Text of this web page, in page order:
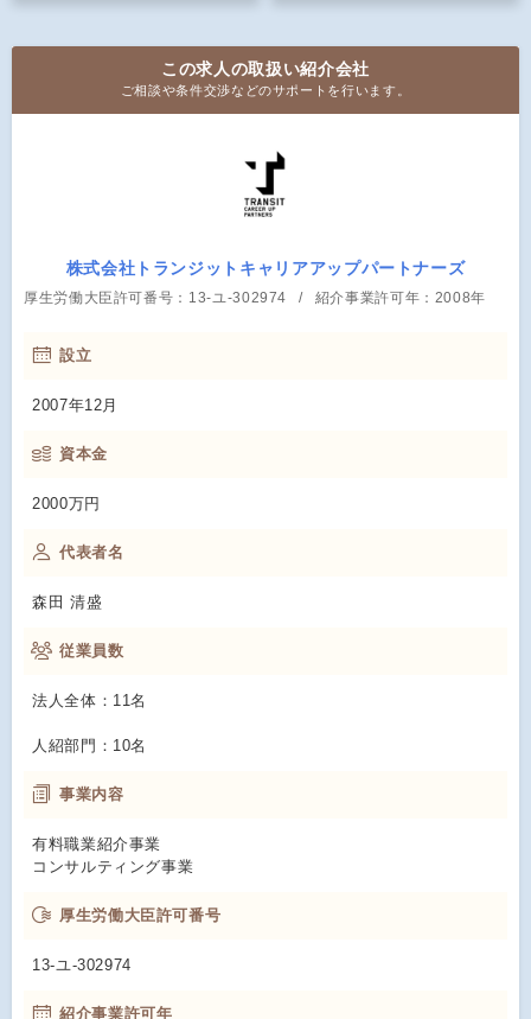
この求人の取扱い紹介会社
ご相談や条件交渉などのサポートを行います。
株式会社トランジットキャリアアップパートナーズ
厚生労働大臣許可番号：13-ユ-302974 紹介事業許可年：2008年
設立
2007年12月
資本金
2000万円
代表者名
森田 清盛
従業員数
法人全体：11名
人紹部門：10名
事業内容
有料職業紹介事業
コンサルティング事業
厚生労働大臣許可番号
13-ユ-302974
紹介事業許可年